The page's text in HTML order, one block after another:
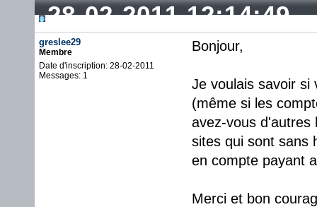
28-02-2011 12:14:49
greslee29
Membre
Date d'inscription: 28-02-2011
Messages: 1
Bonjour,
Je voulais savoir si
(même si les
avez-vous d'autres
sites qui sont sans
en compte payant
Merci et bon